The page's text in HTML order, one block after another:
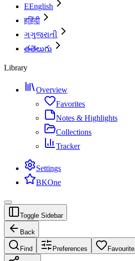
EEnglish
हहिंदी
ગગુજરાતી
తతెలుగు
Library
Overview
Favorites
Notes & Highlights
Collections
Tracker
Settings
BKOne
Toggle Sidebar
Back
Find Preferences Favourite